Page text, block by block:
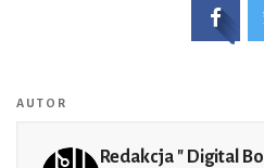
AUTOR
Redakcja " Digital